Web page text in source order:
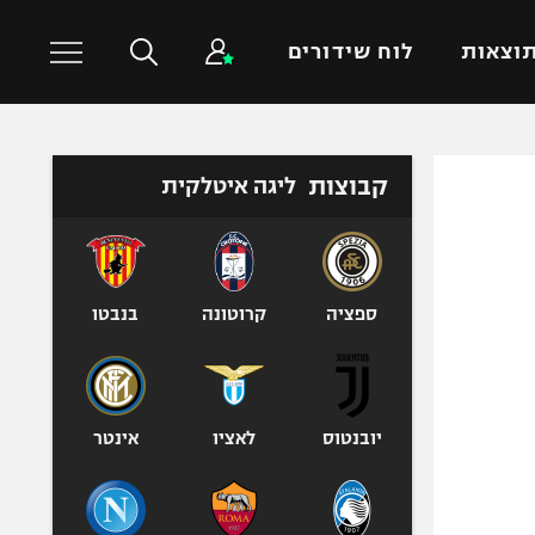
תוצאות לוח שידורים
כדורסל עולמי ענפים נוספים
כדוריד
כדורעף
ג'ודו
ספורט אולימפי
היאבקות WWE
קבוצות ליגה איטלקית
ספציה קרוטונה בנבטו
יובנטוס לאציו אינטר